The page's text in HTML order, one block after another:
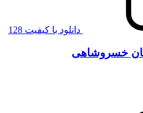
دانلود با کیفیت 128
خسروشاهی